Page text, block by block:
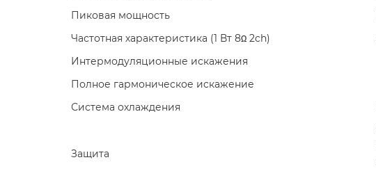
Пиковая мощность
Частотная характеристика (1 Вт 8Ω 2ch)
Интермодуляционные искажения
Полное гармоническое искажение
Система охлаждения
Защита